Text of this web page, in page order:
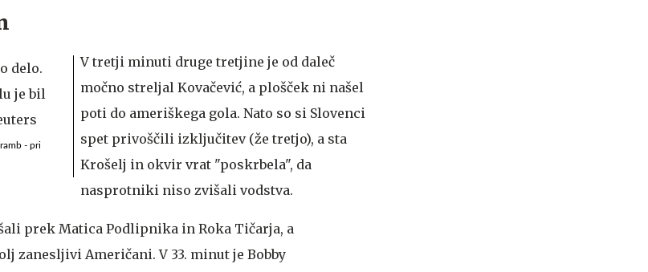
- pri
V tretji minuti druge tretjine je od daleč
močno streljal Kovačević, a plošček ni našel
poti do ameriškega gola. Nato so si Slovenci
spet privoščili izključitev (že tretjo), a sta
Krošelj in okvir vrat "poskrbela", da
nasprotniki niso zvišali vodstva.
prek Matica Podlipnika in Roka Tičarja, a
zanesljivi Američani. V 33. minut je Bobby